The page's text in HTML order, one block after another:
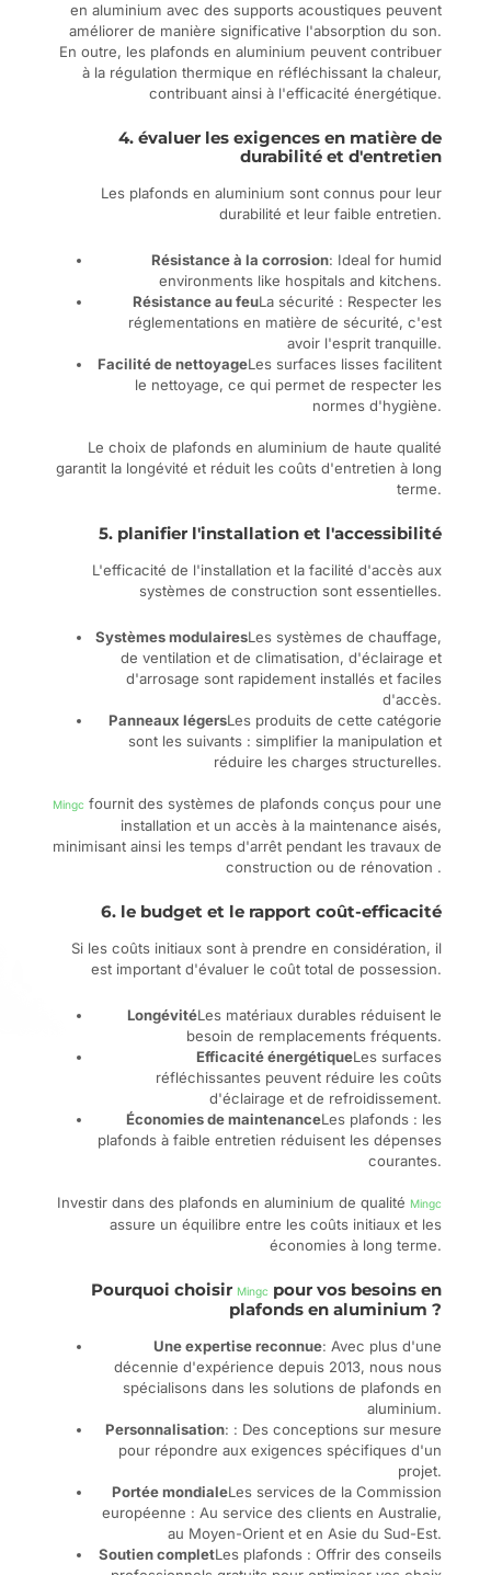
en aluminium avec des supports acoustiques peuvent
améliorer de manière significative l'absorption du son.
En outre, les plafonds en aluminium peuvent contribuer
à la régulation thermique en réfléchissant la chaleur,
contribuant ainsi à l'efficacité énergétique.
4. évaluer les exigences en matière de
durabilité et d'entretien
Les plafonds en aluminium sont connus pour leur
durabilité et leur faible entretien.
Résistance à la corrosion: Ideal for humid
environments like hospitals and kitchens.
Résistance au feuLa sécurité : Respecter les
réglementations en matière de sécurité, c'est
avoir l'esprit tranquille.
Facilité de nettoyageLes surfaces lisses facilitent
le nettoyage, ce qui permet de respecter les
normes d'hygiène.
Le choix de plafonds en aluminium de haute qualité
garantit la longévité et réduit les coûts d'entretien à long
terme.
5. planifier l'installation et l'accessibilité
L'efficacité de l'installation et la facilité d'accès aux
systèmes de construction sont essentielles.
Systèmes modulairesLes systèmes de chauffage,
de ventilation et de climatisation, d'éclairage et
d'arrosage sont rapidement installés et faciles
d'accès.
Panneaux légersLes produits de cette catégorie
sont les suivants : simplifier la manipulation et
réduire les charges structurelles.
Mingc fournit des systèmes de plafonds conçus pour une
installation et un accès à la maintenance aisés,
minimisant ainsi les temps d'arrêt pendant les travaux de
construction ou de rénovation .
6. le budget et le rapport coût-efficacité
Si les coûts initiaux sont à prendre en considération, il
est important d'évaluer le coût total de possession.
LongévitéLes matériaux durables réduisent le
besoin de remplacements fréquents.
Efficacité énergétiqueLes surfaces
réfléchissantes peuvent réduire les coûts
d'éclairage et de refroidissement.
Économies de maintenanceLes plafonds : les
plafonds à faible entretien réduisent les dépenses
courantes.
Investir dans des plafonds en aluminium de qualité Mingc
assure un équilibre entre les coûts initiaux et les
économies à long terme.
Pourquoi choisir Mingc pour vos besoins en
plafonds en aluminium ?
Une expertise reconnue: Avec plus d'une
décennie d'expérience depuis 2013, nous nous
spécialisons dans les solutions de plafonds en
aluminium.
Personnalisation: : Des conceptions sur mesure
pour répondre aux exigences spécifiques d'un
projet.
Portée mondialeLes services de la Commission
européenne : Au service des clients en Australie,
au Moyen-Orient et en Asie du Sud-Est.
Soutien completLes plafonds : Offrir des conseils